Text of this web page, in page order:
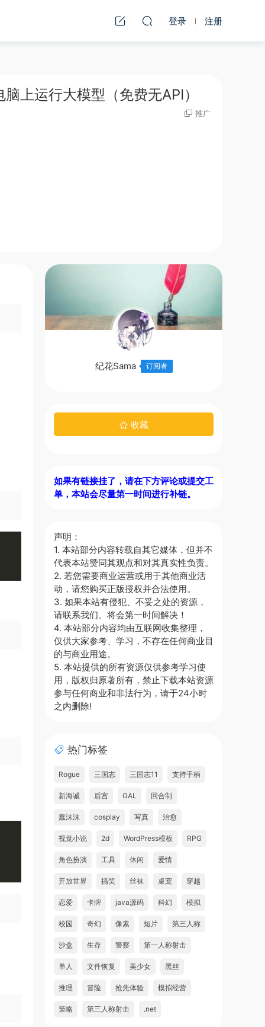
登录 注册
上运行大模型（免费无API）
推广
纪花Sama 订阅者
收藏
如果有链接挂了，请在下方评论或提交工
单，本站会尽量第一时间进行补链。
声明：
1. 本站部分内容转载自其它媒体，但并不
代表本站赞同其观点和对其真实性负责。
2. 若您需要商业运营或用于其他商业活
动，请您购买正版授权并合法使用。
3. 如果本站有侵犯、不妥之处的资源，
请联系我们。将会第一时间解决！
4. 本站部分内容均由互联网收集整理，
仅供大家参考、学习，不存在任何商业目
的与商业用途。
5. 本站提供的所有资源仅供参考学习使
用，版权归原著所有，禁止下载本站资源
参与任何商业和非法行为，请于24小时
之内删除!
热门标签
Rogue 三国志 三国志11 支持手柄
新海诚 后宫 GAL 回合制
蠢沫沫 cosplay 写真 治愈
视觉小说 2d WordPress模板 RPG
角色扮演 工具 休闲 爱情
开放世界 搞笑 丝袜 桌宠 穿越
恋爱 卡牌 java源码 科幻 模拟
校园 奇幻 像素 短片 第三人称
沙盒 生存 警察 第一人称射击
单人 文件恢复 美少女 黑丝
推理 冒险 抢先体验 模拟经营
策略 第三人称射击 .net